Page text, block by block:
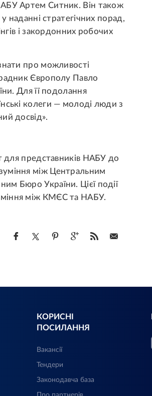
Артем Ситник. Він також
наданні стратегічних порад,
і закордонних робочих
про можливості
Європолу Павло
Для її подолання
колеги — молоді люди з
досвід».
для представників НАБУ до
між Центральним
Бюро України. Цієї події
між КМЄС та НАБУ.
КОРИСНІ
ПОСИЛАННЯ
Вакансії
Тендери
Законодавча база